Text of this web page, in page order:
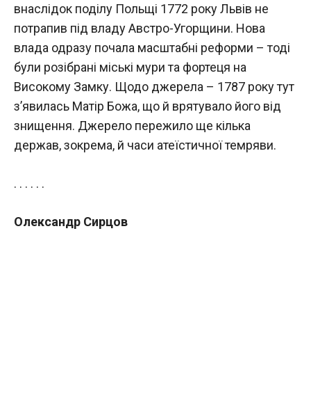
внаслідок поділу Польщі 1772 року Львів не
потрапив під владу Австро-Угорщини. Нова
влада одразу почала масштабні реформи – тоді
були розібрані міські мури та фортеця на
Високому Замку. Щодо джерела – 1787 року тут
з’явилась Матір Божа, що й врятувало його від
знищення. Джерело пережило ще кілька
держав, зокрема, й часи атеїстичної темряви.
. . . . . .
Олександр Сирцов